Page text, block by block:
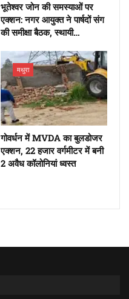
भूतेश्वर जोन की समस्याओं पर
एक्शन: नगर आयुक्त ने पार्षदों संग
की समीक्षा बैठक, स्थायी…
मथुरा
गोवर्धन में MVDA का बुलडोजर
एक्शन, 22 हजार वर्गमीटर में बनी
2 अवैध कॉलोनियां ध्वस्त